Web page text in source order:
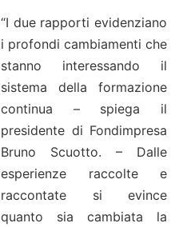
“I due rapporti evidenziano
i profondi cambiamenti che
stanno interessando il
sistema della formazione
continua – spiega il
presidente di Fondimpresa
Bruno Scuotto. – Dalle
esperienze raccolte e
raccontate si evince
quanto sia cambiata la